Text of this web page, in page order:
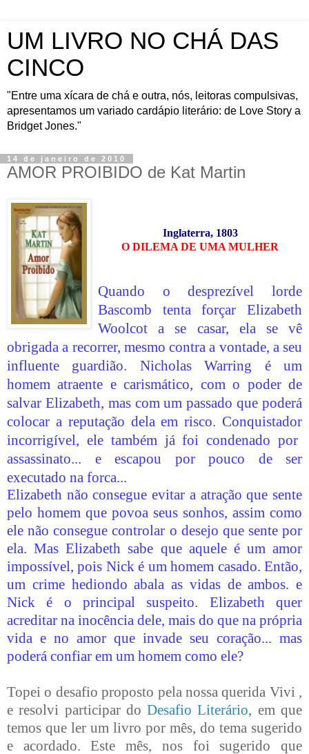
UM LIVRO NO CHÁ DAS
CINCO
"Entre uma xícara de chá e outra, nós, leitoras compulsivas,
apresentamos um variado cardápio literário: de Love Story a
Bridget Jones."
14 de janeiro de 2010
AMOR PROIBIDO de Kat Martin
Inglaterra, 1803
O DILEMA DE UMA MULHER
Quando o desprezível lorde
Bascomb tenta forçar Elizabeth
Woolcot a se casar, ela se vê
obrigada a recorrer, mesmo contra a vontade, a seu
influente guardião. Nicholas Warring é um
homem atraente e carismático, com o poder de
salvar Elizabeth, mas com um passado que poderá
colocar a reputação delaem risco. Conquistador
incorrigível, ele também já foi condenado por
assassinato... e escapou por pouco de ser
executado na forca...
Elizabeth não consegue evitar a atração que sente
pelo homem que povoa seus sonhos, assim como
ele não consegue controlar o desejo que sente por
ela. Mas Elizabeth sabe que aquele é um amor
impossível, pois Nick é um homem casado. Então,
um crime hediondo abala as vidas de ambos. e
Nick é o principal suspeito. Elizabeth quer
acreditar na inocência dele, mais do que na própria
vida e no amor que invade seu coração... mas
poderá confiar em um homem como ele?
Topei o desafio proposto pela nossa querida Vivi ,
e resolvi participar doDesafio Literário, em que
temos que ler um livro por mês, do tema sugerido
e acordado. Este mês, nos foi sugerido que